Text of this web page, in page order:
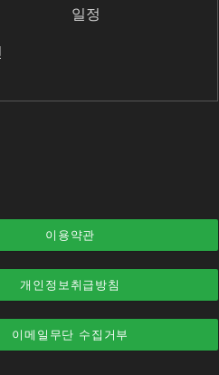
일정
이용약관
개인정보취급방침
이메일무단 수집거부